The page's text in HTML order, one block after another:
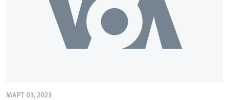
МАРТ 03, 2023